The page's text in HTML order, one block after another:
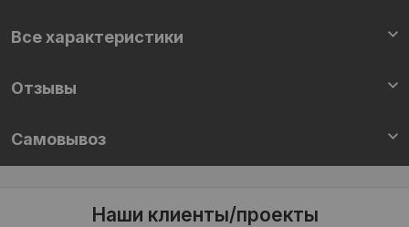
Все характеристики
Отзывы
Самовывоз
Наши клиенты/проекты